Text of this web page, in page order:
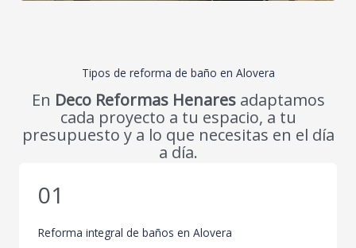
Tipos de reforma de baño en Alovera
En Deco Reformas Henaresadaptamos
cada proyecto a tu espacio, a tu
presupuesto y a lo que necesitas en el día
a día.
01
Reforma integral de baños en Alovera